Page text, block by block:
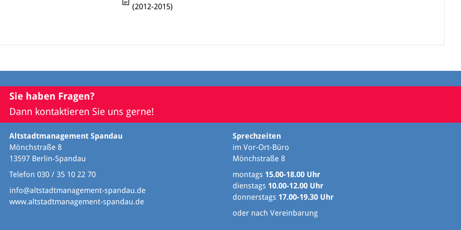
(2012-2015)
Sie haben Fragen?
Dann kontaktieren Sie uns gerne!
Altstadtmanagement Spandau
Mönchstraße 8
13597 Berlin-Spandau
Telefon 030 / 35 10 22 70
info@altstadtmanagement-spandau.de
www.altstadtmanagement-spandau.de
Sprechzeiten
im Vor-Ort-Büro
Mönchstraße 8
montags 15.00-18.00 Uhr
dienstags 10.00-12.00 Uhr
donnerstags 17.00-19.30 Uhr
oder nach Vereinbarung